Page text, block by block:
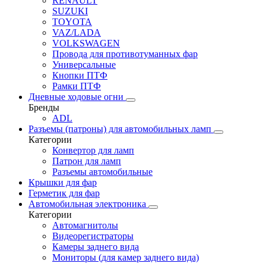
SUZUKI
TOYOTA
VAZ/LADA
VOLKSWAGEN
Провода для противотуманных фар
Универсальные
Кнопки ПТФ
Рамки ПТФ
Дневные ходовые огни
Бренды
ADL
Разъемы (патроны) для автомобильных ламп
Категории
Конвертор для ламп
Патрон для ламп
Разъемы автомобильные
Крышки для фар
Герметик для фар
Автомобильная электроника
Категории
Автомагнитолы
Видеорегистраторы
Камеры заднего вида
Мониторы (для камер заднего вида)